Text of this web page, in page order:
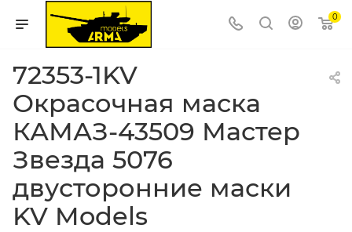
0
72353-1KV
Окрасочная маска
КАМАЗ-43509 Мастер
Звезда 5076
двусторонние маски
KV Models